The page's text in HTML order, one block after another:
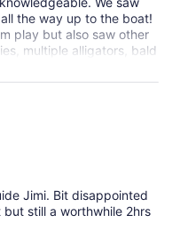
the way up to the boat!
play but also saw other
multiple alligators, bald
other big (noisy)
kayakers and
Jimi. Bit disappointed
still a worthwhile 2hrs